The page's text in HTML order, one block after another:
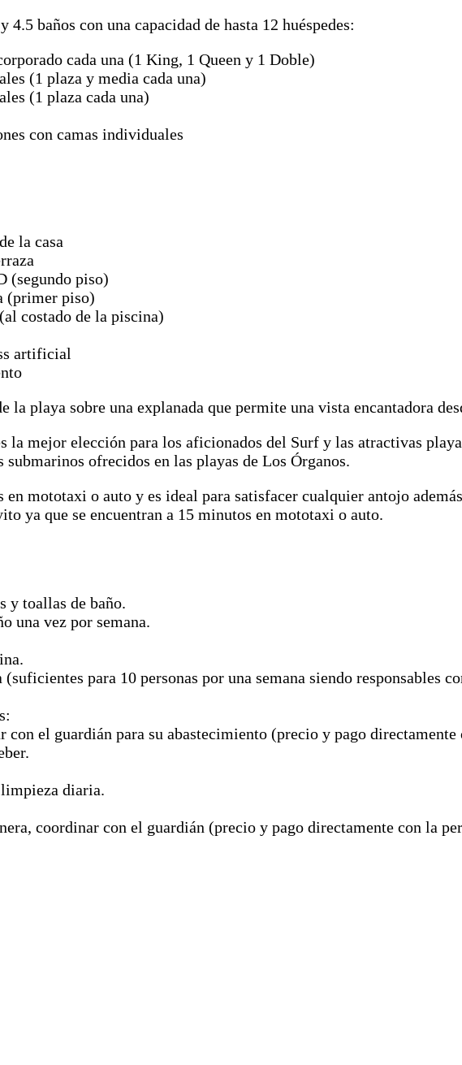
4.5 baños con una capacidad de hasta 12 huéspedes:
cada una (1 King, 1 Queen y 1 Doble)
(1 plaza y media cada una)
(1 plaza cada una)
con camas individuales
la casa
(segundo piso)
(primer piso)
costado de la piscina)
artificial
la playa sobre una explanada que permite una vista encantadora
la mejor elección para los aficionados del Surf y las atractivas
ofrecidos en las playas de Los Órganos.
en mototaxi o auto y es ideal para satisfacer cualquier antojo
ya que se encuentran a 15 minutos en mototaxi o auto.
y toallas de baño.
una vez por semana.
para 10 personas por una semana siendo responsables
con el guardián para su abastecimiento (precio y pago
limpieza diaria.
coordinar con el guardián (precio y pago directamente con la